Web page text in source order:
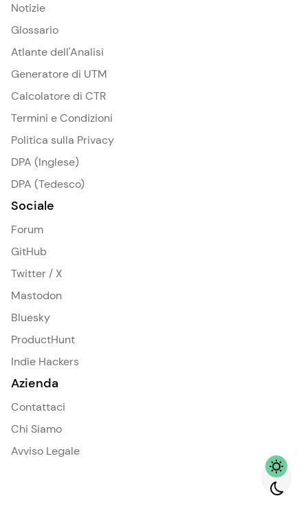
Notizie
Glossario
Atlante dell'Analisi
Generatore di UTM
Calcolatore di CTR
Termini e Condizioni
Politica sulla Privacy
DPA (Inglese)
DPA (Tedesco)
Sociale
Forum
GitHub
Twitter / X
Mastodon
Bluesky
ProductHunt
Indie Hackers
Azienda
Contattaci
Chi Siamo
Avviso Legale